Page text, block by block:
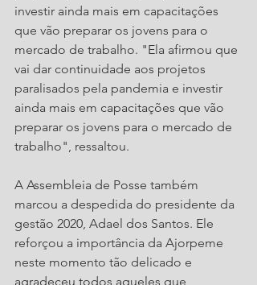
investir ainda mais em capacitações
que vão preparar os jovens para o
mercado de trabalho. "Ela afirmou que
vai dar continuidade aos projetos
paralisados pela pandemia e investir
ainda mais em capacitações que vão
preparar os jovens para o mercado de
trabalho", ressaltou.
A Assembleia de Posse também
marcou a despedida do presidente da
gestão 2020, Adael dos Santos. Ele
reforçou a importância da Ajorpeme
neste momento tão delicado e
agradeceu todos aqueles que